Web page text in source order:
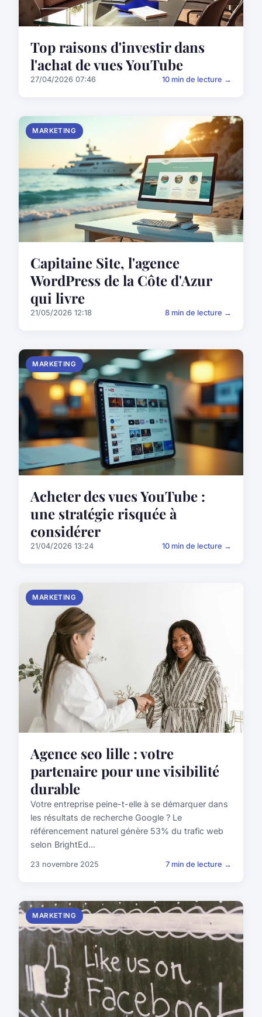
Top raisons d'investir dans
l'achat de vues YouTube
27/04/2026 07:46 10 min de lecture →
MARKETING
Capitaine Site, l'agence
WordPress de la Côte d'Azur
qui livre
21/05/2026 12:18 8 min de lecture →
MARKETING
Acheter des vues YouTube :
une stratégie risquée à
considérer
21/04/2026 13:24 10 min de lecture →
MARKETING
Agence seo lille : votre
partenaire pour une visibilité
durable
Votre entreprise peine-t-elle à se démarquer dans
les résultats de recherche Google ? Le
référencement naturel génère 53% du trafic web
selon BrightEd...
23 novembre 2025 7 min de lecture →
MARKETING